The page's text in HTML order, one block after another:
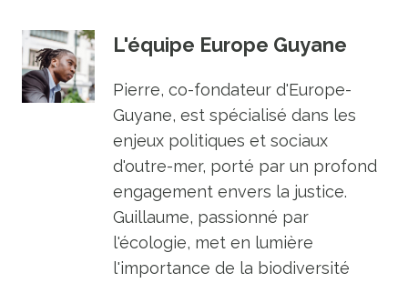
L'équipe Europe Guyane
Pierre, co-fondateur d'Europe-
Guyane, est spécialisé dans les
enjeux politiques et sociaux
d'outre-mer, porté par un profond
engagement envers la justice.
Guillaume, passionné par
l'écologie, met en lumière
l'importance de la biodiversité